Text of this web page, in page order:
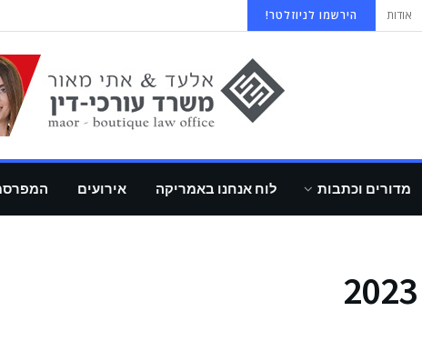
אודות הירשמו לניוזלטר!
מדורים וכתבות לוח אנחנו באמריקה אירועים